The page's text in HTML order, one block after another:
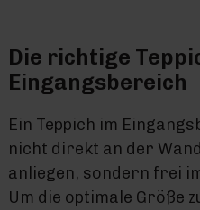
Die richtige
Eingangsbereich
Ein Teppich im
nicht direkt an der
anliegen, sondern frei
Um die optimale Größe